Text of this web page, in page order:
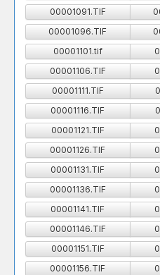
00001091.TIF
00001096.TIF
00001101.tif
00001106.TIF
00001111.TIF
00001116.TIF
00001121.TIF
00001126.TIF
00001131.TIF
00001136.TIF
00001141.TIF
00001146.TIF
00001151.TIF
00001156.TIF